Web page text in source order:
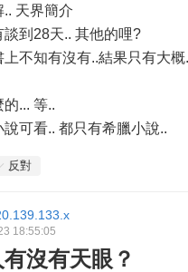
天界簡介
談到28天.. 其他的哩?
不知有沒有..結果只有大概
的... 等..
可看.. 都只有希臘小說..
反對
18:55:05
沒有天眼？